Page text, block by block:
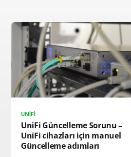
UNIFI
UniFi Güncelleme Sorunu –
UniFi cihazları için manuel
Güncelleme adımları